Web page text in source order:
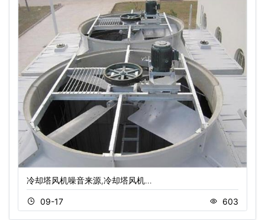
冷却塔风机噪音来源,冷却塔风机…
09-17 603